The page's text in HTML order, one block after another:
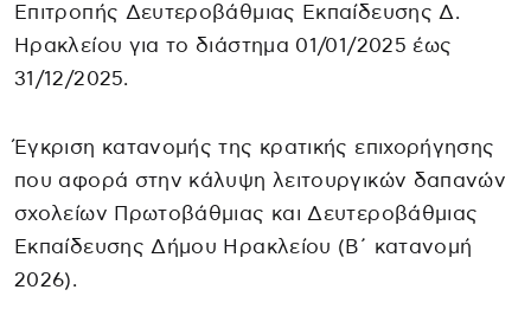
Επιτροπής Δευτεροβάθμιας Εκπαίδευσης Δ.
Ηρακλείου για το διάστημα 01/01/2025 έως
31/12/2025.
Έγκριση κατανομής της κρατικής επιχορήγησης
που αφορά στην κάλυψη λειτουργικών δαπανών
σχολείων Πρωτοβάθμιας και Δευτεροβάθμιας
Εκπαίδευσης Δήμου Ηρακλείου (Β΄ κατανομή
2026).